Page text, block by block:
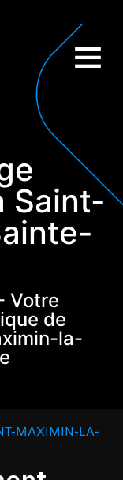
Saint-
Votre
de
la-
MAXIMIN-LA-